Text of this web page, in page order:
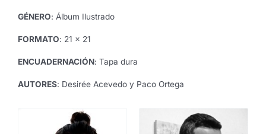
GÉNERO: Álbum Ilustrado
FORMATO: 21 x 21
ENCUADERNACIÓN: Tapa dura
AUTORES: Desirée Acevedo y Paco Ortega